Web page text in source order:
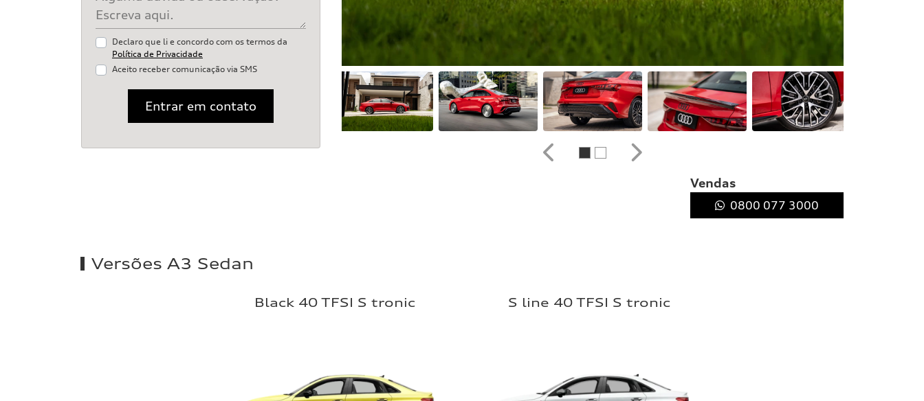
Declaro que li e concordo com os termos da
Política de Privacidade
Aceito receber comunicação via SMS
Entrar em contato
Anterior Próximo
Vendas
0800 077 3000
Versões A3 Sedan
Black 40 TFSI S tronic S line 40 TFSI S tronic